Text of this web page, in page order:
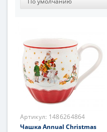
Артикул: 1486264864
Чашка Annual Christmas